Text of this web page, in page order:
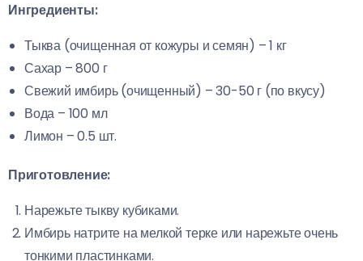
Ингредиенты:
Тыква (очищенная от кожуры и семян) – 1 кг
Сахар – 800 г
Свежий имбирь (очищенный) – 30-50 г (по вкусу)
Вода – 100 мл
Лимон – 0.5 шт.
Приготовление:
Нарежьте тыкву кубиками.
Имбирь натрите на мелкой терке или нарежьте очень
тонкими пластинками.